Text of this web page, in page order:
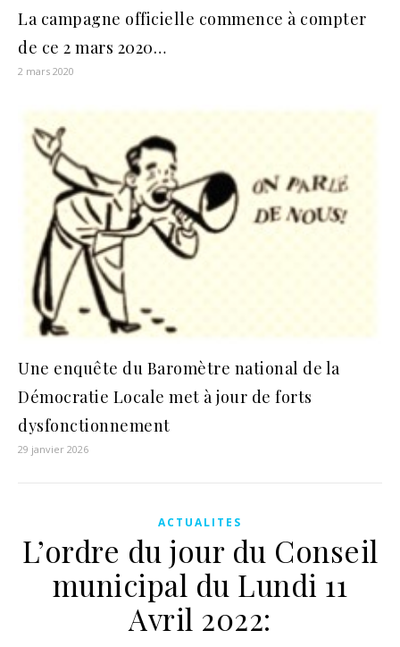
La campagne officielle commence à compter
de ce 2 mars 2020…
2 mars 2020
Une enquête du Baromètre national de la
Démocratie Locale met à jour de forts
dysfonctionnement
29 janvier 2026
ACTUALITES
L’ordre du jour du Conseil
municipal du Lundi 11
Avril 2022: